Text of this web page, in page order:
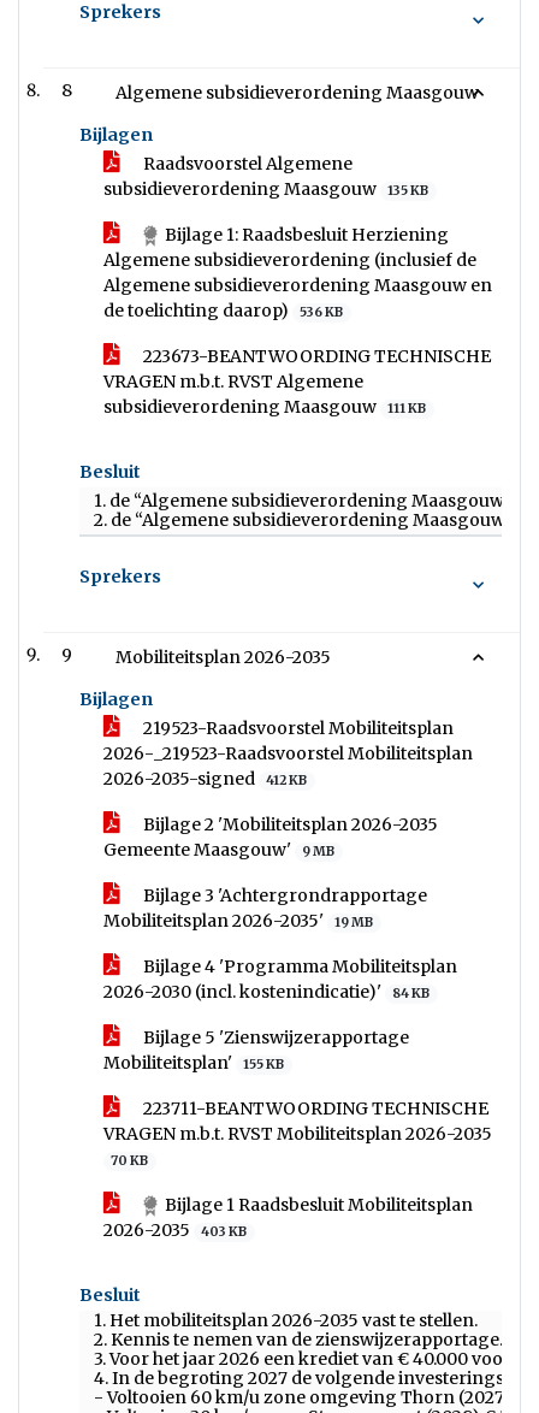
Sprekers
8
Algemene subsidieverordening Maasgouw
Bijlagen
Raadsvoorstel Algemene
subsidieverordening Maasgouw
135 KB
Bijlage 1: Raadsbesluit Herziening
Algemene subsidieverordening (inclusief de
Algemene subsidieverordening Maasgouw en
de toelichting daarop)
536 KB
223673-BEANTWOORDING TECHNISCHE
VRAGEN m.b.t. RVST Algemene
subsidieverordening Maasgouw
111 KB
Besluit
1. de “Algemene subsidieverordening Maasgouw
2. de “Algemene subsidieverordening Maasgouw”
Sprekers
9
Mobiliteitsplan 2026-2035
Bijlagen
219523-Raadsvoorstel Mobiliteitsplan
2026-_219523-Raadsvoorstel Mobiliteitsplan
2026-2035-signed
412 KB
Bijlage 2 'Mobiliteitsplan 2026-2035
Gemeente Maasgouw'
9 MB
Bijlage 3 'Achtergrondrapportage
Mobiliteitsplan 2026-2035'
19 MB
Bijlage 4 'Programma Mobiliteitsplan
2026-2030 (incl. kostenindicatie)'
84 KB
Bijlage 5 'Zienswijzerapportage
Mobiliteitsplan'
155 KB
223711-BEANTWOORDING TECHNISCHE
VRAGEN m.b.t. RVST Mobiliteitsplan 2026-2035
70 KB
Bijlage 1 Raadsbesluit Mobiliteitsplan
2026-2035
403 KB
Besluit
1. Het mobiliteitsplan 2026-2035 vast te stellen.
2. Kennis te nemen van de zienswijzerapportage.
3. Voor het jaar 2026 een krediet van € 40.000 voor
4. In de begroting 2027 de volgende
- Voltooien 60 km/u zone omgeving Thorn (2027) €